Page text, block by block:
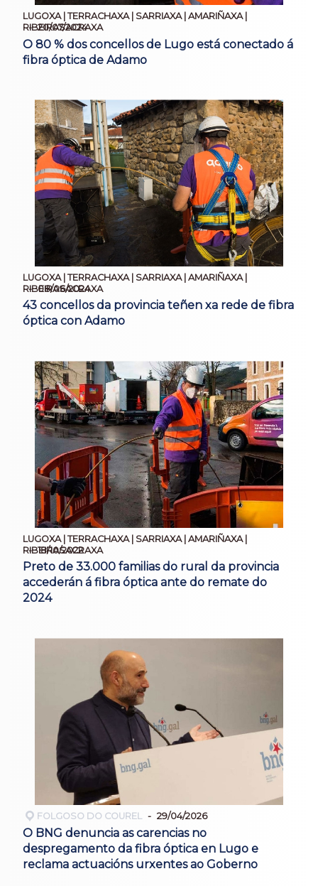
LUGOXA | TERRACHAXA | SARRIAXA | AMARIÑAXA |
RIBEIRASACRAXA
20/07/2024
O 80 % dos concellos de Lugo está conectado á
fibra óptica de Adamo
LUGOXA | TERRACHAXA | SARRIAXA | AMARIÑAXA |
RIBEIRASACRAXA
08/06/2024
43 concellos da provincia teñen xa rede de fibra
óptica con Adamo
LUGOXA | TERRACHAXA | SARRIAXA | AMARIÑAXA |
RIBEIRASACRAXA
18/10/2022
Preto de 33.000 familias do rural da provincia
accederán á fibra óptica ante do remate do
2024
FOLGOSO DO COUREL 29/04/2026
O BNG denuncia as carencias no
despregamento da fibra óptica en Lugo e
reclama actuacións urxentes ao Goberno